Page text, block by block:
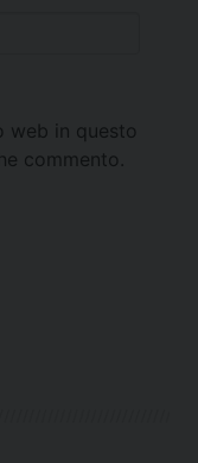
web in questo
commento.